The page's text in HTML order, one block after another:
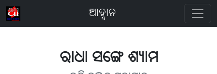
ଆହ୍ବାନ
ରାଧା ସଙ୍ଗେ ଶ୍ୟାମ